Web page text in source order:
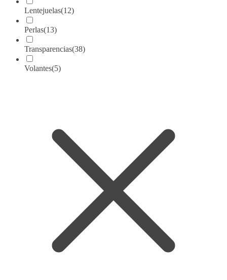
Lentejuelas(12)
Perlas(13)
Transparencias(38)
Volantes(5)